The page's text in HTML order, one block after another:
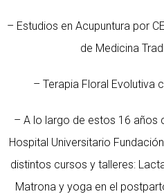
– Estudios en Acupuntura por
de Medicina
– Terapia Floral Evolutiva
– A lo largo de estos 16 años
Hospital Universitario
distintos cursos y talleres:
Matrona y yoga en el